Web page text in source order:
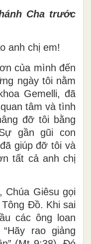
Cha trước
anh chị em!
của mình đến
ngày tôi nằm
Gemelli, đã
tâm và tình
đỡ tôi bằng
gần gũi con
giúp đỡ tôi và
tất cả anh chị
Chúa Giêsu gọi
Đồ. Khi sai
các ông loan
rao giảng